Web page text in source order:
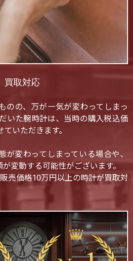
買取対応
のの、万が一気が変わってしまっ
いた腕時計は、当時の購入税込価
いただきます。
変わってしまっている場合や、
変動する可能性がございます。
売価格10万円以上の時計が買取対